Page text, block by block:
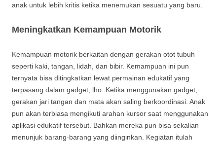
anak untuk lebih kritis ketika menemukan sesuatu yang baru.
Meningkatkan Kemampuan Motorik
Kemampuan motorik berkaitan dengan gerakan otot tubuh
seperti kaki, tangan, lidah, dan bibir. Kemampuan ini pun
ternyata bisa ditingkatkan lewat permainan edukatif yang
terpasang dalam gadget, lho. Ketika menggunakan gadget,
gerakan jari tangan dan mata akan saling berkoordinasi. Anak
pun akan terbiasa mengikuti arahan kursor saat menggunakan
aplikasi edukatif tersebut. Bahkan mereka pun bisa sekalian
menunjuk barang-barang yang diinginkan. Kegiatan itulah